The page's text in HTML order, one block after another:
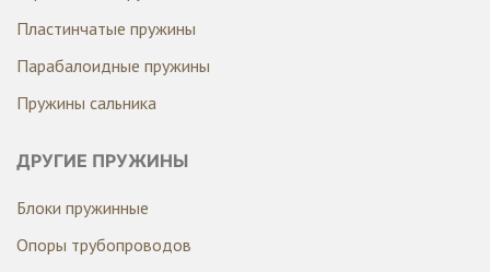
Пластинчатые пружины
Парабалоидные пружины
Пружины сальника
ДРУГИЕ ПРУЖИНЫ
Блоки пружинные
Опоры трубопроводов